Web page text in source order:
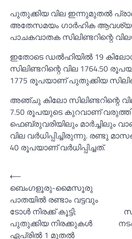
പുതുക്കിയ വില ഇന്നുമുതല്‍
അതേസമയം ഗാര്‍ഹിക
പാചകവാതക സിലിണ്ടറിന്റെ
ഇതോടെ ഡല്‍ഹിയില്‍ 19
സിലിണ്ടറിന്റെ വില 1764.50
1775 രൂപയാണ് പുതുക്കിയ
അഞ്ചു കിലോ സിലിണ്ടറിന്റെ
7.50 രൂപയുടെ കുറവാണ്
ഫെബ്രുവരിയിലും മാര്‍ച്ചിലും
വില വര്‍ധിപ്പിച്ചിരുന്നു. രണ്ടു
40 രൂപയാണ് വര്‍ധിപ്പിച്ചത്.
Post
navigation
⟵
ബെംഗളൂരു-മൈസൂരു
പാതയില്‍ രണ്ടാം വട്ടവും
ടോള്‍ നിരക്ക് കൂട്ടി;
പുതുക്കിയ നിരക്കുകള്‍
ഏപ്രില്‍ 1 മുതല്‍